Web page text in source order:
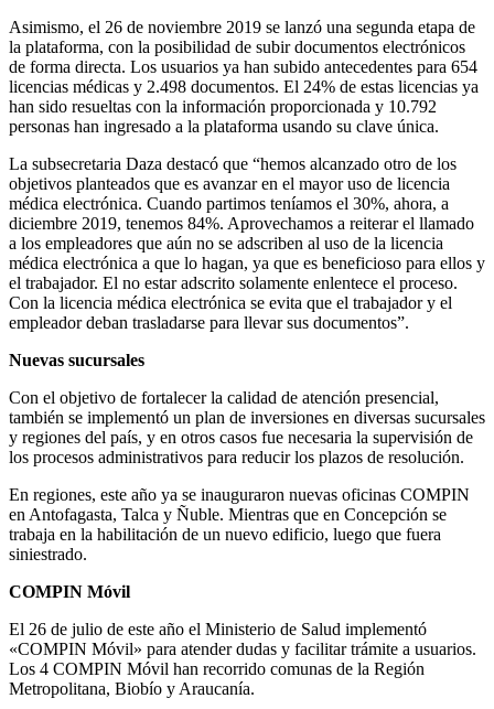
Asimismo, el 26 de noviembre 2019 se lanzó una segunda etapa de
la plataforma, con la posibilidad de subir documentos electrónicos
de forma directa. Los usuarios ya han subido antecedentes para 654
licencias médicas y 2.498 documentos. El 24% de estas licencias ya
han sido resueltas con la información proporcionada y 10.792
personas han ingresado a la plataforma usando su clave única.
La subsecretaria Daza destacó que “hemos alcanzado otro de los
objetivos planteados que es avanzar en el mayor uso de licencia
médica electrónica. Cuando partimos teníamos el 30%, ahora, a
diciembre 2019, tenemos 84%. Aprovechamos a reiterar el llamado
a los empleadores que aún no se adscriben al uso de la licencia
médica electrónica a que lo hagan, ya que es beneficioso para ellos y
el trabajador. El no estar adscrito solamente enlentece el proceso.
Con la licencia médica electrónica se evita que el trabajador y el
empleador deban trasladarse para llevar sus documentos”.
Nuevas sucursales
Con el objetivo de fortalecer la calidad de atención presencial,
también se implementó un plan de inversiones en diversas sucursales
y regiones del país, y en otros casos fue necesaria la supervisión de
los procesos administrativos para reducir los plazos de resolución.
En regiones, este año ya se inauguraron nuevas oficinas COMPIN
en Antofagasta, Talca y Ñuble. Mientras que en Concepción se
trabaja en la habilitación de un nuevo edificio, luego que fuera
siniestrado.
COMPIN Móvil
El 26 de julio de este año el Ministerio de Salud implementó
«COMPIN Móvil» para atender dudas y facilitar trámite a usuarios.
Los 4 COMPIN Móvil han recorrido comunas de la Región
Metropolitana, Biobío y Araucanía.